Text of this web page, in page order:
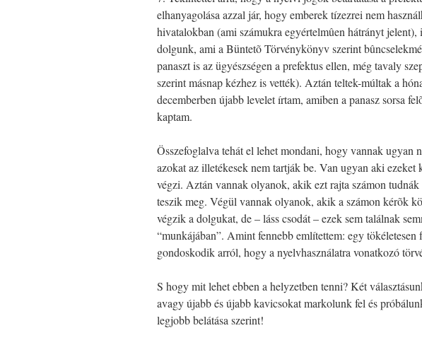
elhanyagolása azzal jár, hogy emberek tízezrei nem
hivatalokban (ami számukra egyértelmûen hátrányt jelent),
dolgunk, ami a Büntetõ Törvénykönyv szerint
panaszt is az ügyészségen a prefektus ellen, még tavaly
szerint másnap kézhez is vették). Aztán teltek-múltak a
decemberben újabb levelet írtam, amiben a panasz sorsa
kaptam.
Összefoglalva tehát el lehet mondani, hogy vannak ugyan
azokat az illetékesek nem tartják be. Van ugyan aki
végzi. Aztán vannak olyanok, akik ezt rajta számon tudnák
teszik meg. Végül vannak olyanok, akik a számon kérõk
végzik a dolgukat, de – láss csodát – ezek sem találnak
“munkájában”. Amint fennebb említettem: egy
gondoskodik arról, hogy a nyelvhasználatra vonatkozó
S hogy mit lehet ebben a helyzetben tenni? Két
avagy újabb és újabb kavicsokat markolunk fel és
legjobb belátása szerint!